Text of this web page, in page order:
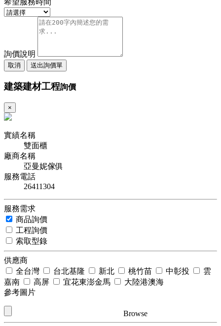
詢價說明
取消 送出詢價單
建築建材工程詢價
×
實績名稱
雙面櫃
廠商名稱
亞曼妮傢俱
服務電話
26411304
服務需求
商品詢價
工程詢價
索取型錄
供應商
全台灣
台北基隆 新北 桃竹苗 中彰投
雲
嘉南
高屏 宜花東澎金馬
大陸港澳海
參考圖片
Browse